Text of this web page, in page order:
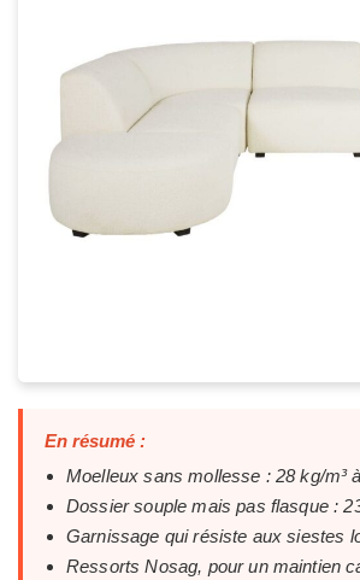
En résumé :
Moelleux sans mollesse : 28 kg/m³
Dossier souple mais pas flasque :
Garnissage qui résiste aux siestes
Ressorts Nosag, pour un maintien